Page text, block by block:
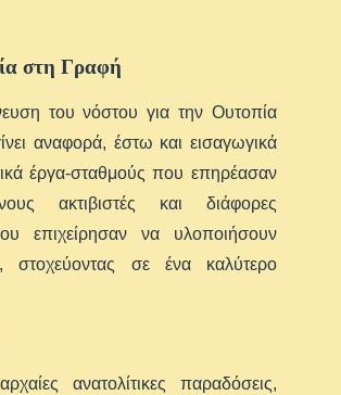
στη Γραφή
του νόστου για την Ουτοπία
αναφορά, έστω και εισαγωγικά
έργα-σταθμούς που επηρέασαν
ακτιβιστές και διάφορες
επιχείρησαν να υλοποιήσουν
στοχεύοντας σε ένα καλύτερο
ανατολίτικες παραδόσεις,